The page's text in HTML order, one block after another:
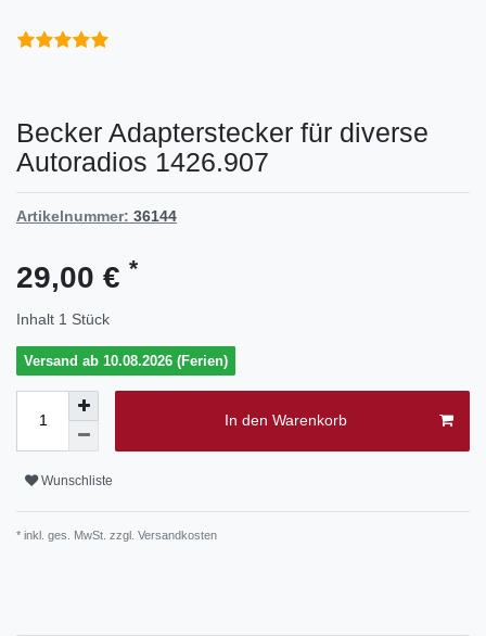
Becker Adapterstecker für diverse
Autoradios 1426.907
Artikelnummer: 36144
29,00 € *
Inhalt 1 Stück
Versand ab 10.08.2026 (Ferien)
In den Warenkorb
Wunschliste
* inkl. ges. MwSt. zzgl. Versandkosten